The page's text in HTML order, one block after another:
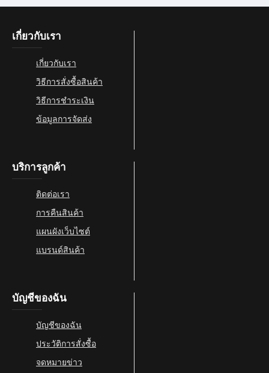
27,300.00฿ 39,000.00฿
SUNBURST [FREE
BAG]
PRS SE CUSTOM 24 –
VINTAGE SUNBURST
[FREE BAG]